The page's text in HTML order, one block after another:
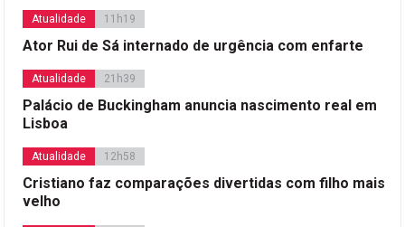
Atualidade 11h19
Ator Rui de Sá internado de urgência com enfarte
Atualidade 21h39
Palácio de Buckingham anuncia nascimento real em
Lisboa
Atualidade 12h58
Cristiano faz comparações divertidas com filho mais
velho